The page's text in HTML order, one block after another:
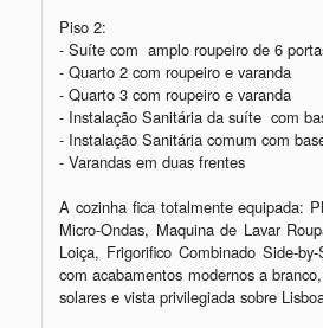
Piso 2:
- Suíte com  amplo roupeiro de 6
- Quarto 2 com roupeiro e varanda
- Quarto 3 com roupeiro e varanda
- Instalação Sanitária da suíte  com
- Instalação Sanitária comum com
- Varandas em duas frentes
A cozinha fica totalmente equipada:
Micro-Ondas, Maquina de Lavar
Loiça, Frigorifico Combinado Side-
com acabamentos modernos a
solares e vista privilegiada sobre